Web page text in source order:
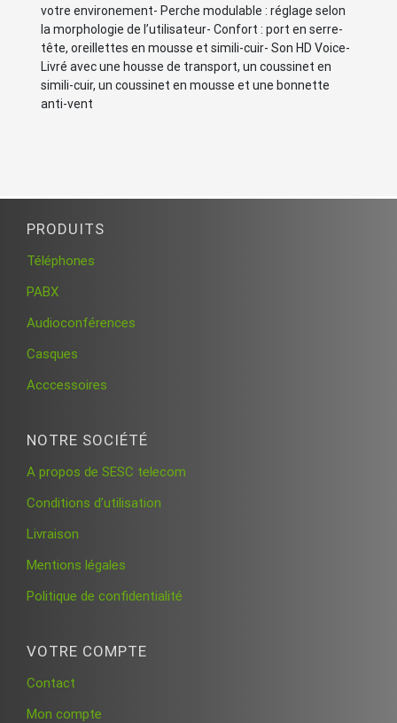
votre environement- Perche modulable : réglage selon
la morphologie de l’utilisateur- Confort : port en serre-
tête, oreillettes en mousse et simili-cuir- Son HD Voice-
Livré avec une housse de transport, un coussinet en
simili-cuir, un coussinet en mousse et une bonnette
anti-vent
PRODUITS
Téléphones
PABX
Audioconférences
Casques
Acccessoires
NOTRE SOCIÉTÉ
A propos de SESC telecom
Conditions d’utilisation
Livraison
Mentions légales
Politique de confidentialité
VOTRE COMPTE
Contact
Mon compte